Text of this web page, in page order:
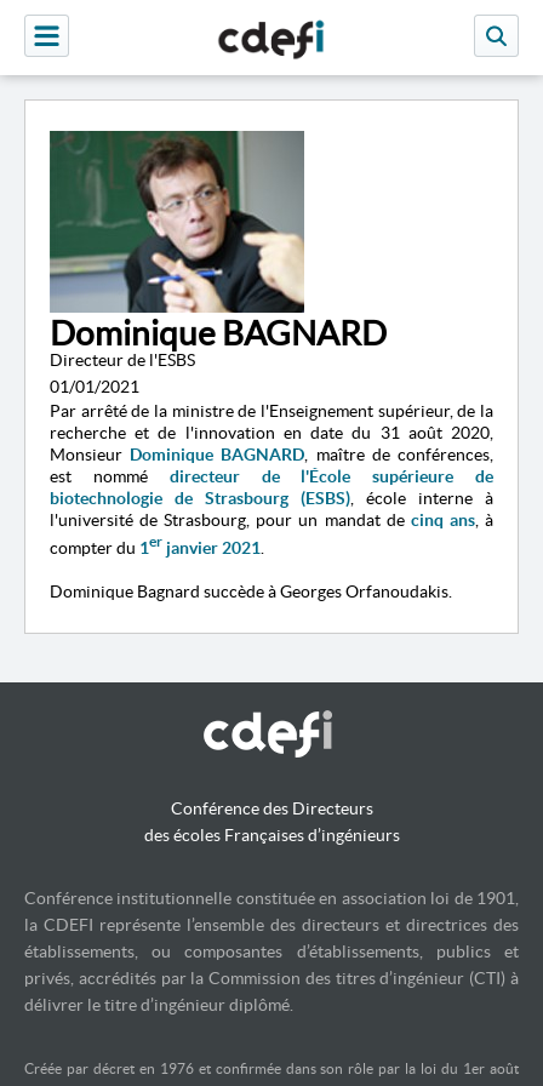
Dominique BAGNARD
Directeur de l'ESBS
01/01/2021
Par arrêté de la ministre de l'Enseignement supérieur, de la
recherche et de l'innovation en date du 31 août 2020,
Monsieur Dominique BAGNARD , maître de conférences,
est nommé directeur de l'École supérieure de
biotechnologie de Strasbourg (ESBS) , école interne à
l'université de Strasbourg, pour un mandat de cinq ans, à
compter du 1er janvier 2021
Dominique Bagnard succède àGeorges Orfanoudakis.
Conférence des Directeurs
des écoles Françaises d’ingénieurs
Conférence institutionnelle constituée en association loi de 1901,
la CDEFI représente l’ensemble des directeurs et directrices des
établissements, ou composantes d’établissements, publics et
privés, accrédités par la Commission des titres d’ingénieur (CTI) à
délivrer le titre d’ingénieur diplômé.
Créée par décret en 1976 et confirmée dans son rôle par la loi du 1er août